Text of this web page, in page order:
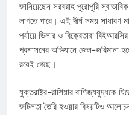
জানিয়েছেন সরবরাহ পুরোপুরি
লাগতে পারে। এই দীর্ঘ সময় সাধারণ
পর্যায়ে ডিলার ও বিক্রেতারা
প্রশাসনের অভিযানে জেল-জরিমানা
রয়েই গেছে।
যুক্তরাষ্ট্র-রাশিয়ার বাণিজ্যযুদ্ধকে
জটিলতা তৈরি হওয়ার বিষয়টিও